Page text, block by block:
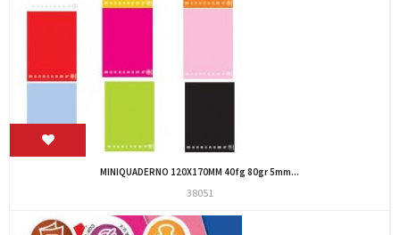
MINIQUADERNO 120X170MM 40fg 80gr 5mm...
38051